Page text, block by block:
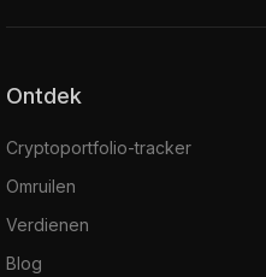
Ontdek
Cryptoportfolio-tracker
Omruilen
Verdienen
Blog